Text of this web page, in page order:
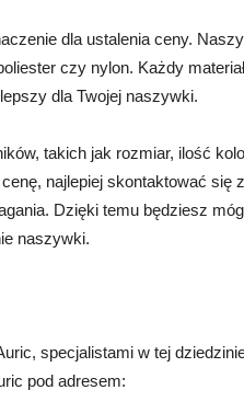
dla ustalenia ceny.
czy nylon. Każdy
dla Twojej naszywki.
takich jak rozmiar, ilość
najlepiej skontaktować się
Dzięki temu będziesz
naszywki.
specjalistami w tej
pod adresem: